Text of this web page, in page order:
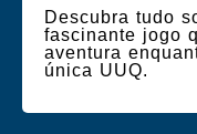
Descubra tudo
fascinante jogo
aventura
única UUQ.